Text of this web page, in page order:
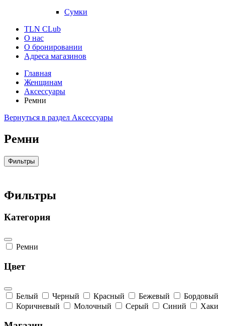
Сумки
TLN CLub
О нас
О бронировании
Адреса магазинов
Главная
Женщинам
Аксессуары
Ремни
Вернуться в раздел Аксессуары
Ремни
Фильтры
Фильтры
Категория
Ремни
Цвет
Белый Черный Красный Бежевый
Бордовый
Коричневый
Молочный Серый Синий Хаки